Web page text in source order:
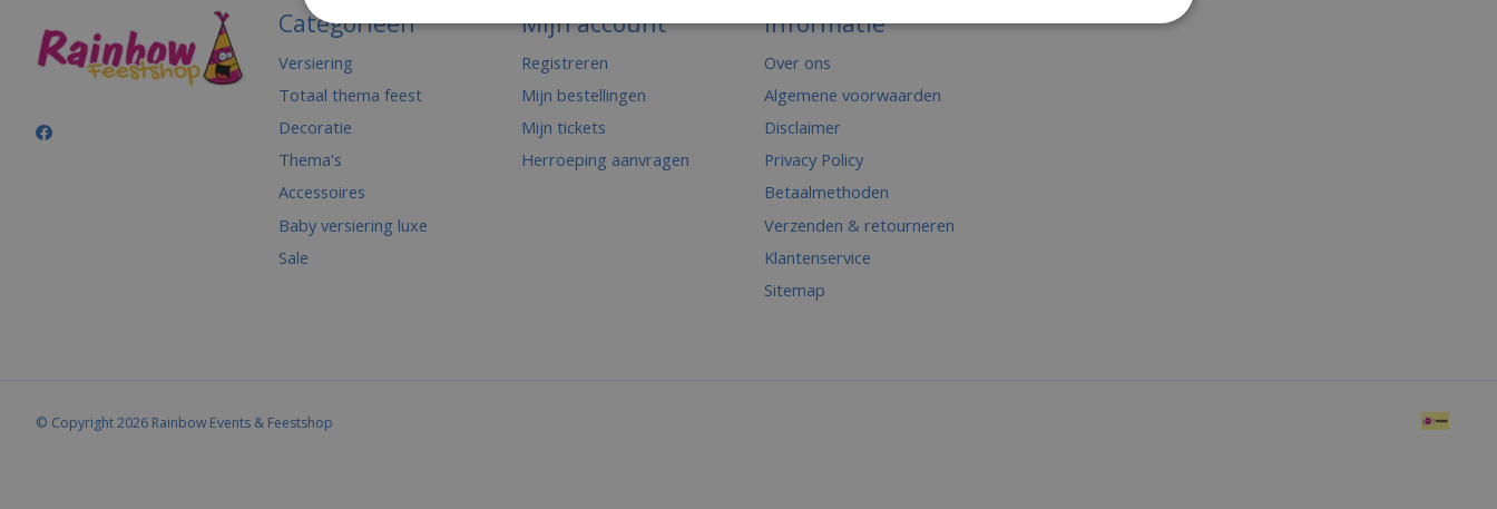
Categorieën
Versiering
Totaal thema feest
Decoratie
Thema's
Accessoires
Baby versiering luxe
Sale
Mijn account
Registreren
Mijn bestellingen
Mijn tickets
Herroeping aanvragen
Informatie
Over ons
Algemene voorwaarden
Disclaimer
Privacy Policy
Betaalmethoden
Verzenden & retourneren
Klantenservice
Sitemap
© Copyright 2026 Rainbow Events & Feestshop